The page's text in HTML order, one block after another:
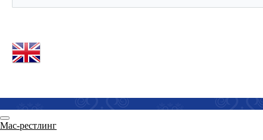
Мас-рестлинг